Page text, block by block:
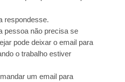
respondesse.
pessoa não precisa se
pode deixar o email para
o trabalho estiver
um email para